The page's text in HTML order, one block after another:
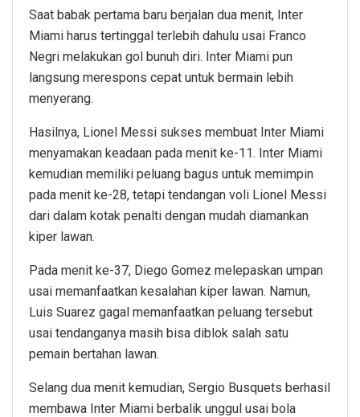
Saat babak pertama baru berjalan dua menit, Inter
Miami harus tertinggal terlebih dahulu usai Franco
Negri melakukan gol bunuh diri. Inter Miami pun
langsung merespons cepat untuk bermain lebih
menyerang.
Hasilnya, Lionel Messi sukses membuat Inter Miami
menyamakan keadaan pada menit ke-11. Inter Miami
kemudian memiliki peluang bagus untuk memimpin
pada menit ke-28, tetapi tendangan voli Lionel Messi
dari dalam kotak penalti dengan mudah diamankan
kiper lawan.
Pada menit ke-37, Diego Gomez melepaskan umpan
usai memanfaatkan kesalahan kiper lawan. Namun,
Luis Suarez gagal memanfaatkan peluang tersebut
usai tendanganya masih bisa diblok salah satu
pemain bertahan lawan.
Selang dua menit kemudian, Sergio Busquets berhasil
membawa Inter Miami berbalik unggul usai bola